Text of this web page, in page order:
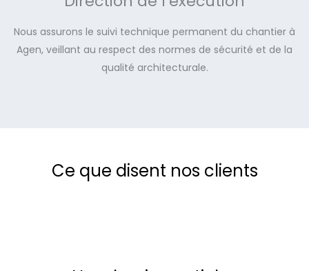
Nous assurons le suivi technique permanent du chantier à
Agen, veillant au respect des normes de sécurité et de la
qualité architecturale.
Ce que disent nos clients